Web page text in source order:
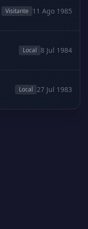
Visitante 11 Ago 1985
Local 8 Jul 1984
Local 27 Jul 1983